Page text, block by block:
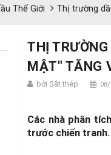
Thế Giới Thị trường
THỊ
MẬT" TĂNG
bởi Sắt thép
Các nhà phân
trước chiến tranh.